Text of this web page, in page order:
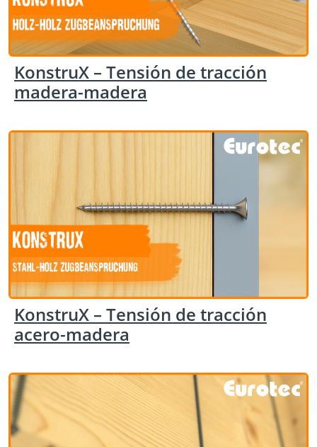
KonstruX – Tensión de tracción
madera-madera
KonstruX – Tensión de tracción
acero-madera